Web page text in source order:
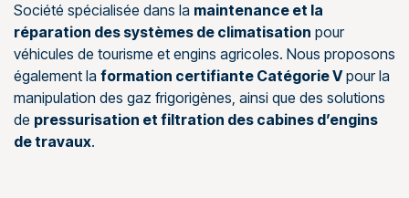
Société spécialisée dans la maintenance et la
réparation des systèmes de climatisation pour
véhicules de tourisme et engins agricoles. Nous proposons
également la formation certifiante Catégorie Vpour la
manipulation des gaz frigorigènes, ainsi que des solutions
de pressurisation et filtration des cabines d’engins
de travaux.